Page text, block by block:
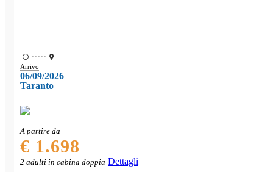
•••••
Arrivo
06/09/2026
Taranto
A partire da
€ 1.698
2 adulti in cabina doppia Dettagli